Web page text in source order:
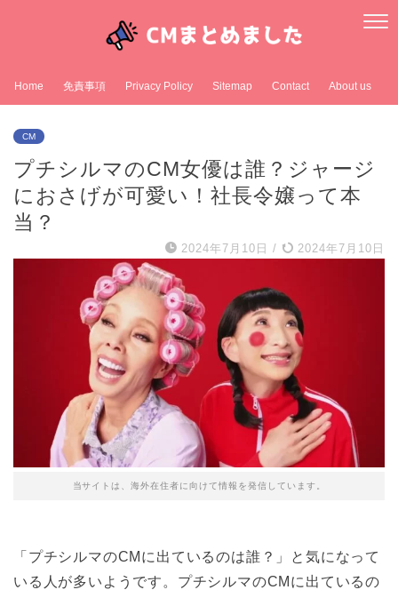
Home 免責事項 Privacy Policy Sitemap Contact About us
CM
プチシルマのCM女優は誰？ジャージ
におさげが可愛い！社長令嬢って本
当？
2024年7月10日 / 2024年7月10日
当サイトは、海外在住者に向けて情報を発信しています。
「プチシルマのCMに出ているのは誰？」と気になって
いる人が多いようです。プチシルマのCMに出ているの